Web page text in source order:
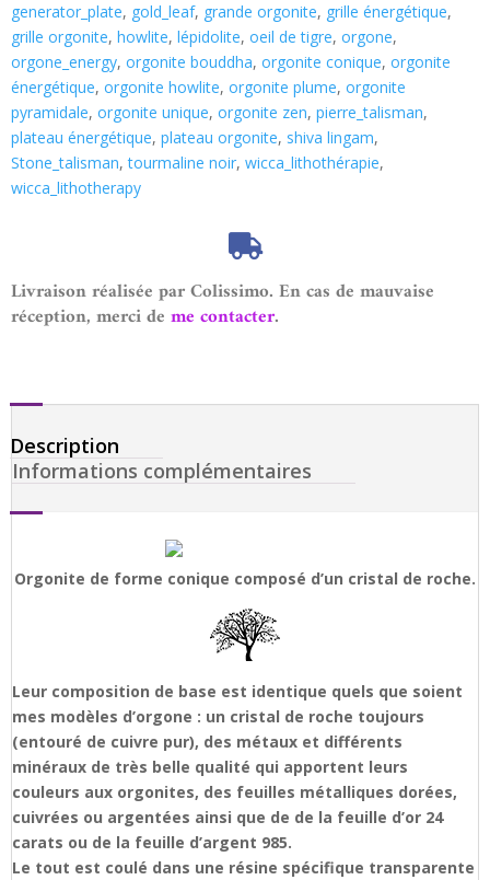
generator_plate, gold_leaf, grande orgonite, grille énergétique,
grille orgonite, howlite, lépidolite, oeil de tigre, orgone,
orgone_energy, orgonite bouddha, orgonite conique, orgonite
énergétique, orgonite howlite, orgonite plume, orgonite
pyramidale, orgonite unique, orgonite zen, pierre_talisman,
plateau énergétique, plateau orgonite, shiva lingam,
Stone_talisman,tourmaline noir, wicca_lithothérapie,
wicca_lithotherapy
Livraison réalisée par Colissimo. En cas de mauvaise
réception, merci de me contacter.
Description
Informations complémentaires
Orgonite de forme conique composé d’un cristal de roche.
Leur composition de base est identique quels que soient
mes modèles d’orgone : un cristal de roche toujours
(entouré de cuivre pur), des métaux et différents
minéraux de très belle qualité qui apportent leurs
couleurs aux orgonites, des feuilles métalliques dorées,
cuivrées ou argentées ainsi que de de la feuille d’or 24
carats ou de la feuille d’argent 985.
Le tout est coulé dans une résine spécifique transparente